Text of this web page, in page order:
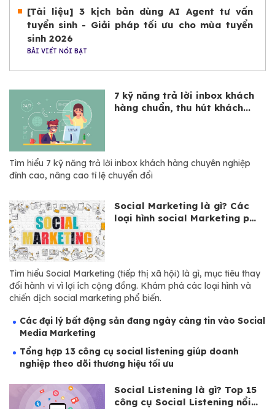
[Tài liệu] 3 kịch bản dùng AI Agent tư vấn
tuyển sinh - Giải pháp tối ưu cho mùa tuyển
sinh 2026
BÀI VIẾT NỔI BẬT
7 kỹ năng trả lời inbox khách
hàng chuẩn, thu hút khách...
Tìm hiểu 7 kỹ năng trả lời inbox khách hàng chuyên nghiệp
đỉnh cao, nâng cao tỉ lệ chuyển đổi
Social Marketing là gì? Các
loại hình social Marketing phổ
Tìm hiểu Social Marketing (tiếp thị xã hội) là gì, mục tiêu thay
đổi hành vi vì lợi ích cộng đồng. Khám phá các loại hình và
chiến dịch social marketing phổ biến.
Các đại lý bất động sản đang ngày càng tin vào Social
Media Marketing
Tổng hợp 13 công cụ social listening giúp doanh
nghiệp theo dõi thương hiệu tối ưu
Social Listening là gì? Top 15
công cụ Social Listening nổi